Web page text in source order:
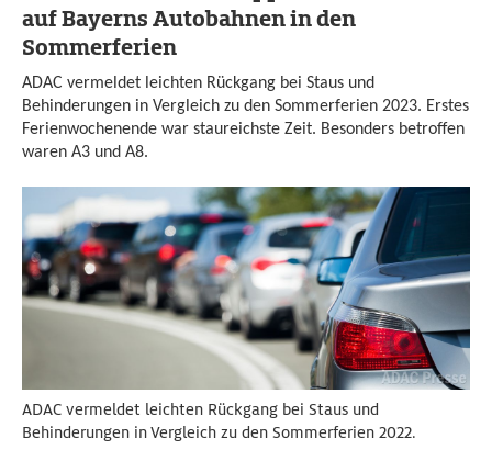
auf Bayerns Autobahnen in den
Sommerferien
ADAC vermeldet leichten Rückgang bei Staus und
Behinderungen in Vergleich zu den Sommerferien 2023. Erstes
Ferienwochenende war staureichste Zeit. Besonders betroffen
waren A3 und A8.
ADAC vermeldet leichten Rückgang bei Staus und
Behinderungen in Vergleich zu den Sommerferien 2022.